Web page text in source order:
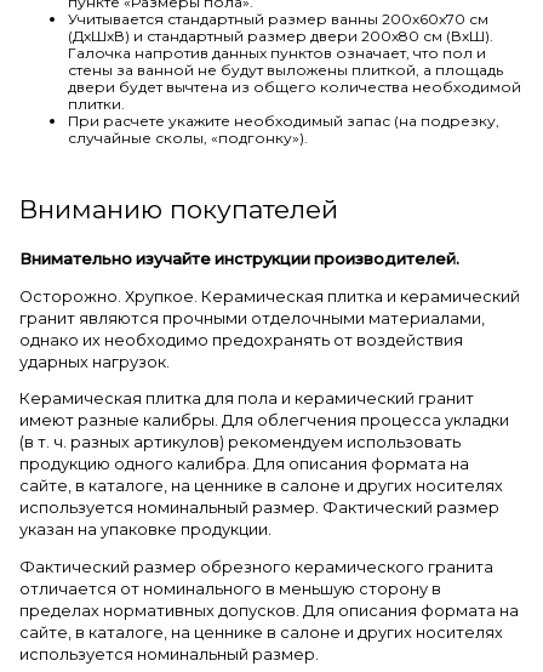
Учитывается стандартный размер ванны 200х60х70 см
(ДхШхВ) и стандартный размер двери 200х80 см (ВхШ).
Галочка напротив данных пунктов означает, что пол и
стены за ванной не будут выложены плиткой, а площадь
двери будет вычтена из общего количества необходимой
плитки.
При расчете укажите необходимый запас (на подрезку,
случайные сколы, «подгонку»).
Вниманию покупателей
Внимательно изучайте инструкции производителей.
Осторожно. Хрупкое. Керамическая плитка и керамический
гранит являются прочными отделочными материалами,
однако их необходимо предохранять от воздействия
ударных нагрузок.
Керамическая плитка для пола и керамический гранит
имеют разные калибры. Для облегчения процесса укладки
(в т. ч. разных артикулов) рекомендуем использовать
продукцию одного калибра. Для описания формата на
сайте, в каталоге, на ценнике в салоне и других носителях
используется номинальный размер. Фактический размер
указан на упаковке продукции.
Фактический размер обрезного керамического гранита
отличается от номинального в меньшую сторону в
пределах нормативных допусков. Для описания формата на
сайте, в каталоге, на ценнике в салоне и других носителях
используется номинальный размер.